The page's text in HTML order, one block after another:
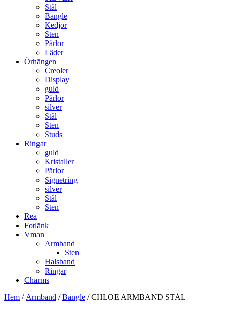
Stål
Bangle
Kedjor
Sten
Pärlor
Läder
Örhängen
Creoler
Display
guld
Pärlor
silver
Stål
Sten
Studs
Ringar
guld
Kristaller
Pärlor
Signetring
silver
Stål
Sten
Rea
Fotlänk
Vman
Armband
Sten
Halsband
Ringar
Charms
Hem / Armband /Bangle / CHLOE ARMBAND STÅL